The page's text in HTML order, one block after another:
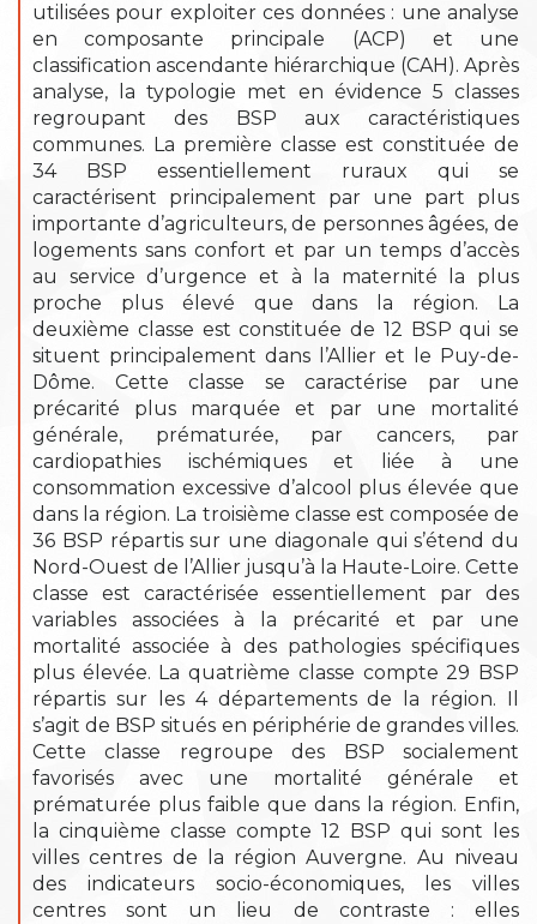
utilisées pour exploiter ces données : une analyse
en composante principale (ACP) et une
classification ascendante hiérarchique (CAH). Après
analyse, la typologie met en évidence 5 classes
regroupant des BSP aux caractéristiques
communes. La première classe est constituée de
34 BSP essentiellement ruraux qui se
caractérisent principalement par une part plus
importante d’agriculteurs, de personnes âgées, de
logements sans confort et par un temps d’accès
au service d’urgence et à la maternité la plus
proche plus élevé que dans la région. La
deuxième classe est constituée de 12 BSP qui se
situent principalement dans l’Allier et le Puy-de-
Dôme. Cette classe se caractérise par une
précarité plus marquée et par une mortalité
générale, prématurée, par cancers, par
cardiopathies ischémiques et liée à une
consommation excessive d’alcool plus élevée que
dans la région. La troisième classe est composée de
36 BSP répartis sur une diagonale qui s’étend du
Nord-Ouest de l’Allier jusqu’à la Haute-Loire. Cette
classe est caractérisée essentiellement par des
variables associées à la précarité et par une
mortalité associée à des pathologies spécifiques
plus élevée. La quatrième classe compte 29 BSP
répartis sur les 4 départements de la région. Il
s’agit de BSP situés en périphérie de grandes villes.
Cette classe regroupe des BSP socialement
favorisés avec une mortalité générale et
prématurée plus faible que dans la région. Enfin,
la cinquième classe compte 12 BSP qui sont les
villes centres de la région Auvergne. Au niveau
des indicateurs socio-économiques, les villes
centres sont un lieu de contraste : elles